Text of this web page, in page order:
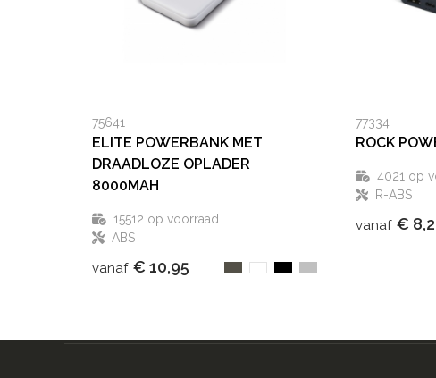
75641
ELITE POWERBANK MET
DRAADLOZE OPLADER
8000MAH
15512 op voorraad
ABS
vanaf € 10,95
77334
ROCK
4021op
R-ABS
vanaf €